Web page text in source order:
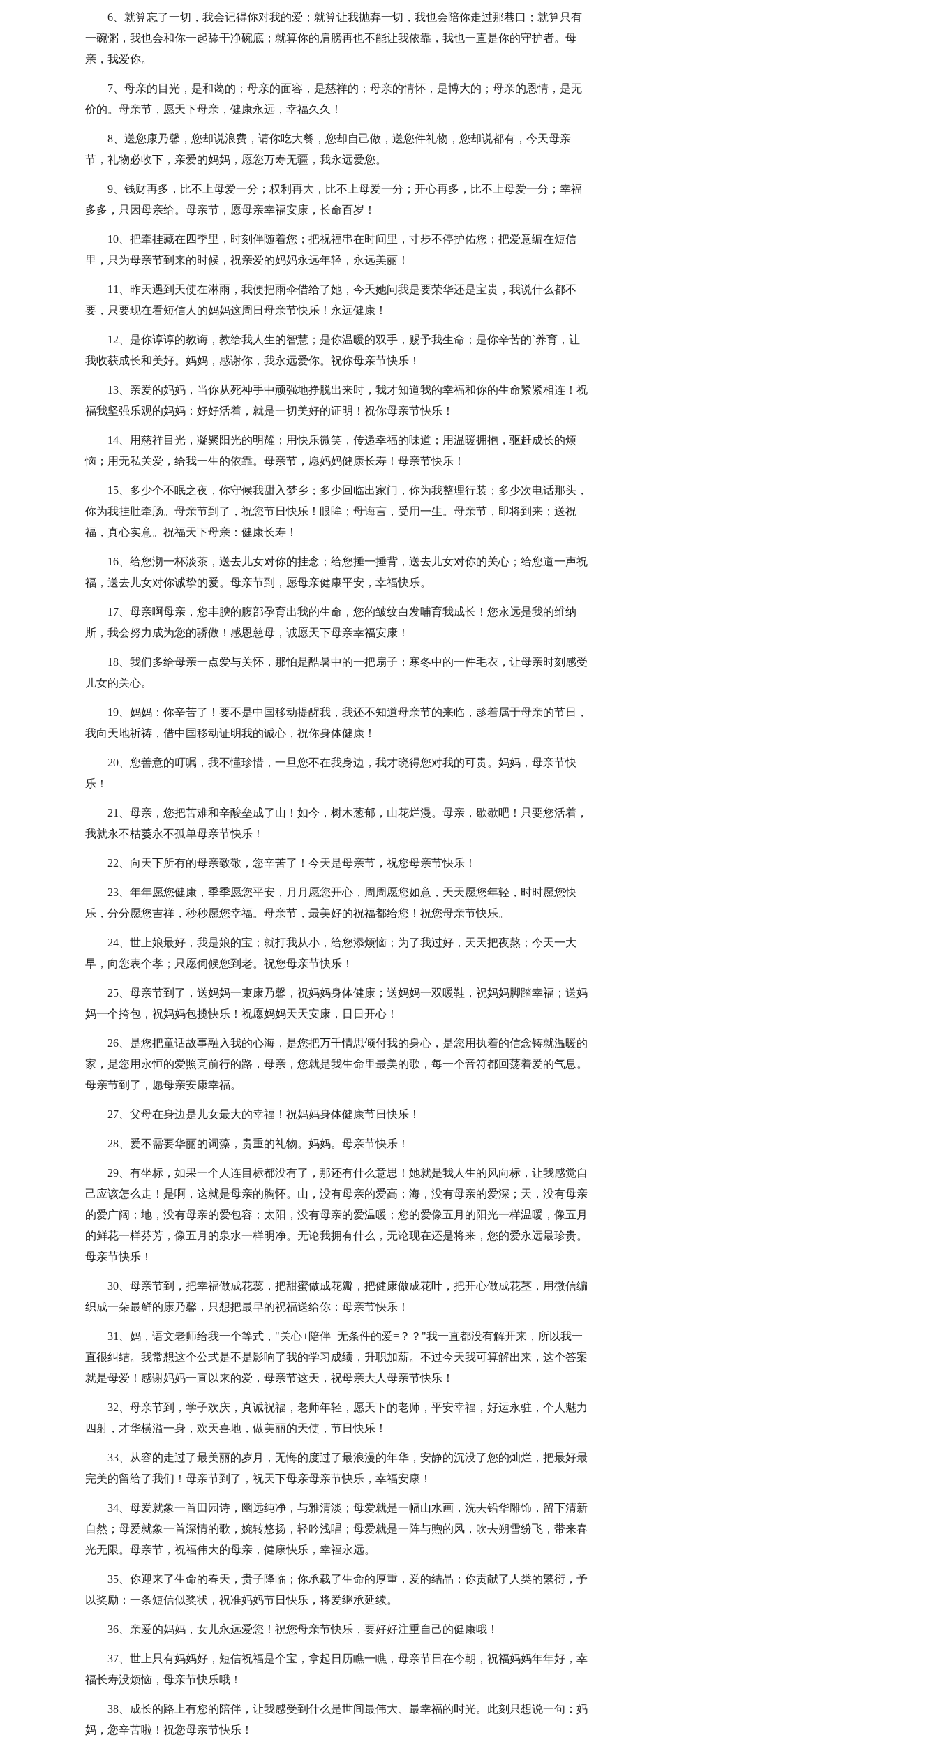
6、就算忘了一切，我会记得你对我的爱；就算让我抛弃一切，我也会陪你走过那巷口；就算只有
一碗粥，我也会和你一起舔干净碗底；就算你的肩膀再也不能让我依靠，我也一直是你的守护者。母
亲，我爱你。
7、母亲的目光，是和蔼的；母亲的面容，是慈祥的；母亲的情怀，是博大的；母亲的恩情，是无
价的。母亲节，愿天下母亲，健康永远，幸福久久！
8、送您康乃馨，您却说浪费，请你吃大餐，您却自己做，送您件礼物，您却说都有，今天母亲
节，礼物必收下，亲爱的妈妈，愿您万寿无疆，我永远爱您。
9、钱财再多，比不上母爱一分；权利再大，比不上母爱一分；开心再多，比不上母爱一分；幸福
多多，只因母亲给。母亲节，愿母亲幸福安康，长命百岁！
10、把牵挂藏在四季里，时刻伴随着您；把祝福串在时间里，寸步不停护佑您；把爱意编在短信
里，只为母亲节到来的时候，祝亲爱的妈妈永远年轻，永远美丽！
11、昨天遇到天使在淋雨，我便把雨伞借给了她，今天她问我是要荣华还是宝贵，我说什么都不
要，只要现在看短信人的妈妈这周日母亲节快乐！永远健康！
12、是你谆谆的教诲，教给我人生的智慧；是你温暖的双手，赐予我生命；是你辛苦的`养育，让
我收获成长和美好。妈妈，感谢你，我永远爱你。祝你母亲节快乐！
13、亲爱的妈妈，当你从死神手中顽强地挣脱出来时，我才知道我的幸福和你的生命紧紧相连！祝
福我坚强乐观的妈妈：好好活着，就是一切美好的证明！祝你母亲节快乐！
14、用慈祥目光，凝聚阳光的明耀；用快乐微笑，传递幸福的味道；用温暖拥抱，驱赶成长的烦
恼；用无私关爱，给我一生的依靠。母亲节，愿妈妈健康长寿！母亲节快乐！
15、多少个不眠之夜，你守候我甜入梦乡；多少回临出家门，你为我整理行装；多少次电话那头，
你为我挂肚牵肠。母亲节到了，祝您节日快乐！眼眸；母诲言，受用一生。母亲节，即将到来；送祝
福，真心实意。祝福天下母亲：健康长寿！
16、给您沏一杯淡茶，送去儿女对你的挂念；给您捶一捶背，送去儿女对你的关心；给您道一声祝
福，送去儿女对你诚挚的爱。母亲节到，愿母亲健康平安，幸福快乐。
17、母亲啊母亲，您丰腴的腹部孕育出我的生命，您的皱纹白发哺育我成长！您永远是我的维纳
斯，我会努力成为您的骄傲！感恩慈母，诚愿天下母亲幸福安康！
18、我们多给母亲一点爱与关怀，那怕是酷暑中的一把扇子；寒冬中的一件毛衣，让母亲时刻感受
儿女的关心。
19、妈妈：你辛苦了！要不是中国移动提醒我，我还不知道母亲节的来临，趁着属于母亲的节日，
我向天地祈祷，借中国移动证明我的诚心，祝你身体健康！
20、您善意的叮嘱，我不懂珍惜，一旦您不在我身边，我才晓得您对我的可贵。妈妈，母亲节快
乐！
21、母亲，您把苦难和辛酸垒成了山！如今，树木葱郁，山花烂漫。母亲，歇歇吧！只要您活着，
我就永不枯萎永不孤单母亲节快乐！
22、向天下所有的母亲致敬，您辛苦了！今天是母亲节，祝您母亲节快乐！
23、年年愿您健康，季季愿您平安，月月愿您开心，周周愿您如意，天天愿您年轻，时时愿您快
乐，分分愿您吉祥，秒秒愿您幸福。母亲节，最美好的祝福都给您！祝您母亲节快乐。
24、世上娘最好，我是娘的宝；就打我从小，给您添烦恼；为了我过好，天天把夜熬；今天一大
早，向您表个孝；只愿伺候您到老。祝您母亲节快乐！
25、母亲节到了，送妈妈一束康乃馨，祝妈妈身体健康；送妈妈一双暖鞋，祝妈妈脚踏幸福；送妈
妈一个挎包，祝妈妈包揽快乐！祝愿妈妈天天安康，日日开心！
26、是您把童话故事融入我的心海，是您把万千情思倾付我的身心，是您用执着的信念铸就温暖的
家，是您用永恒的爱照亮前行的路，母亲，您就是我生命里最美的歌，每一个音符都回荡着爱的气息。
母亲节到了，愿母亲安康幸福。
27、父母在身边是儿女最大的幸福！祝妈妈身体健康节日快乐！
28、爱不需要华丽的词藻，贵重的礼物。妈妈。母亲节快乐！
29、有坐标，如果一个人连目标都没有了，那还有什么意思！她就是我人生的风向标，让我感觉自
己应该怎么走！是啊，这就是母亲的胸怀。山，没有母亲的爱高；海，没有母亲的爱深；天，没有母亲
的爱广阔；地，没有母亲的爱包容；太阳，没有母亲的爱温暖；您的爱像五月的阳光一样温暖，像五月
的鲜花一样芬芳，像五月的泉水一样明净。无论我拥有什么，无论现在还是将来，您的爱永远最珍贵。
母亲节快乐！
30、母亲节到，把幸福做成花蕊，把甜蜜做成花瓣，把健康做成花叶，把开心做成花茎，用微信编
织成一朵最鲜的康乃馨，只想把最早的祝福送给你：母亲节快乐！
31、妈，语文老师给我一个等式，"关心+陪伴+无条件的爱=？？"我一直都没有解开来，所以我一
直很纠结。我常想这个公式是不是影响了我的学习成绩，升职加薪。不过今天我可算解出来，这个答案
就是母爱！感谢妈妈一直以来的爱，母亲节这天，祝母亲大人母亲节快乐！
32、母亲节到，学子欢庆，真诚祝福，老师年轻，愿天下的老师，平安幸福，好运永驻，个人魅力
四射，才华横溢一身，欢天喜地，做美丽的天使，节日快乐！
33、从容的走过了最美丽的岁月，无悔的度过了最浪漫的年华，安静的沉没了您的灿烂，把最好最
完美的留给了我们！母亲节到了，祝天下母亲母亲节快乐，幸福安康！
34、母爱就象一首田园诗，幽远纯净，与雅清淡；母爱就是一幅山水画，洗去铅华雕饰，留下清新
自然；母爱就象一首深情的歌，婉转悠扬，轻吟浅唱；母爱就是一阵与煦的风，吹去朔雪纷飞，带来春
光无限。母亲节，祝福伟大的母亲，健康快乐，幸福永远。
35、你迎来了生命的春天，贵子降临；你承载了生命的厚重，爱的结晶；你贡献了人类的繁衍，予
以奖励：一条短信似奖状，祝准妈妈节日快乐，将爱继承延续。
36、亲爱的妈妈，女儿永远爱您！祝您母亲节快乐，要好好注重自己的健康哦！
37、世上只有妈妈好，短信祝福是个宝，拿起日历瞧一瞧，母亲节日在今朝，祝福妈妈年年好，幸
福长寿没烦恼，母亲节快乐哦！
38、成长的路上有您的陪伴，让我感受到什么是世间最伟大、最幸福的时光。此刻只想说一句：妈
妈，您辛苦啦！祝您母亲节快乐！